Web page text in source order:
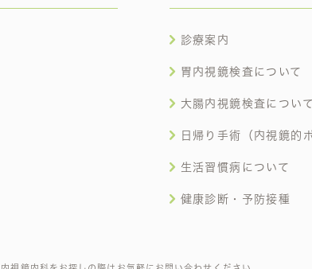
診療案内
胃内視鏡検査について
大腸内視鏡検査について
日帰り手術（内視鏡的
生活習慣病について
健康診断・予防接種